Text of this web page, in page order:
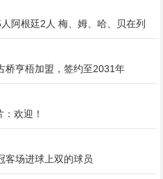
阿根廷2人 梅、姆、哈、贝在列
桥亨梧加盟，签约至2031年
欢迎！
客场进球上双的球员